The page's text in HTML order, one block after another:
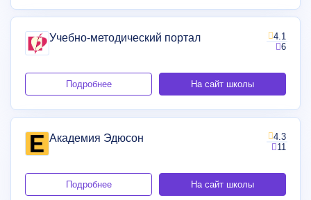
Учебно-методический портал
4.1
6
Подробнее На сайт школы
Академия Эдюсон
4.3
11
Подробнее На сайт школы